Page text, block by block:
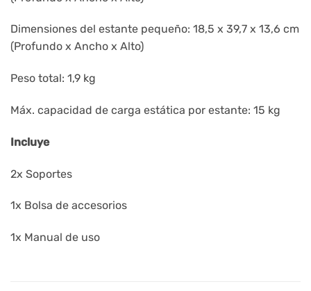
Dimensiones del estante pequeño: 18,5 x 39,7 x 13,6 cm
(Profundo x Ancho x Alto)
Peso total: 1,9 kg
Máx. capacidad de carga estática por estante: 15 kg
Incluye
2x Soportes
1x Bolsa de accesorios
1x Manual de uso